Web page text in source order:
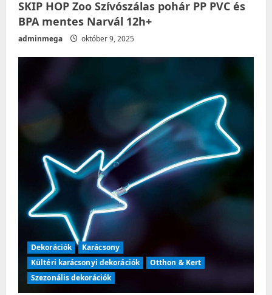
SKIP HOP Zoo Szívószálas pohár PP PVC és
BPA mentes Narvál 12h+
adminmega október 9, 2025
Dekorációk
Karácsony
Kültéri karácsonyi dekorációk
Otthon & Kert
Szezonális dekorációk